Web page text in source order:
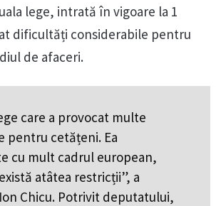
lege, intrată în vigoare la 1
dificultăți considerabile pentru
de afaceri.
care a provocat multe
pentru cetățeni. Ea
cu mult cadrul european,
atâtea restricții”, a
Chicu. Potrivit deputatului,